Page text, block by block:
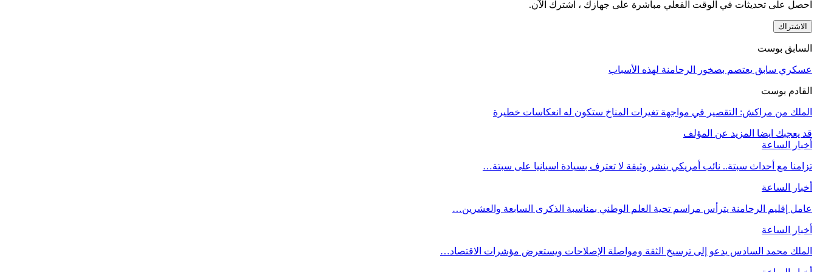
احصل على تحديثات في الوقت الفعلي مباشرة على جهازك ، اشترك الآن.
الاشتراك
السابق بوست
عسكري سابق يعتصم بصخور الرحامنة لهذه الأسباب
القادم بوست
الملك من مراكش: التقصير في مواجهة تغيرات المناخ ستكون له انعكاسات خطيرة
قد يعجبك ايضا المزيد عن المؤلف
أخبار الساعة
تزامنا مع أحداث سبتة.. نائب أمريكي ينشر وثيقة لا تعترف بسيادة اسبانيا على سبتة…
أخبار الساعة
عامل إقليم الرحامنة يترأس مراسم تحية العلم الوطني بمناسبة الذكرى السابعة والعشرين…
أخبار الساعة
الملك محمد السادس يدعو إلى ترسيخ الثقة ومواصلة الإصلاحات ويستعرض مؤشرات الاقتصاد…